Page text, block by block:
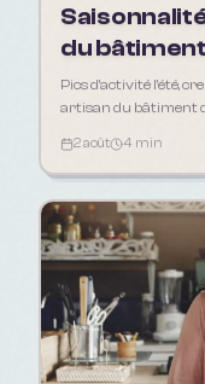
du
Pics d'activité l'été,
artisan du bâtiment
2 août 4 min